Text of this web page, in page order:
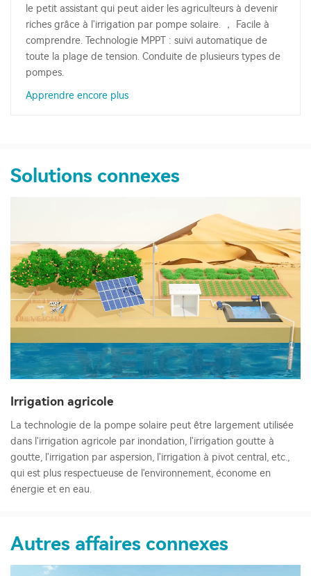
le petit assistant qui peut aider les agriculteurs à devenir
riches grâce à l'irrigation par pompe solaire. ， Facile à
comprendre. Technologie MPPT : suivi automatique de
toute la plage de tension. Conduite de plusieurs types de
pompes.
Apprendre encore plus
Solutions connexes
Irrigation agricole
La technologie de la pompe solaire peut être largement utilisée
dans l'irrigation agricole par inondation, l'irrigation goutte à
goutte, l'irrigation par aspersion, l'irrigation à pivot central, etc.,
qui est plus respectueuse de l'environnement, économe en
énergie et en eau.
Autres affaires connexes